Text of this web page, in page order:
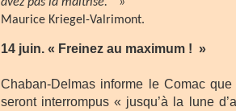
Maurice Kriegel-Valrimont.
14 juin. « Freinez au maximum ! »
Chaban-Delmas informe le Comac
seront interrompus « jusqu’à la lune